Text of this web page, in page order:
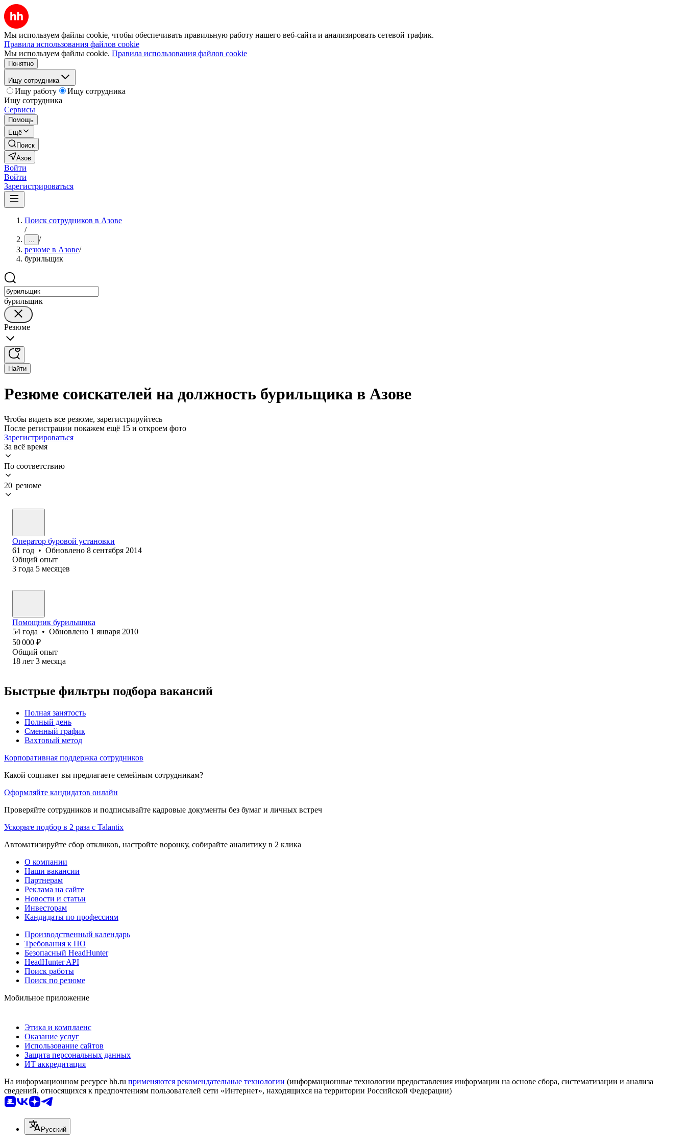
Мы используем файлы cookie, чтобы обеспечивать правильную работу нашего веб-сайта и анализировать сетевой трафик.
Правила использования файлов cookie
Мы используем файлы cookie. Правила использования файлов cookie
Понятно
Ищу сотрудника
Ищу работу
Ищу сотрудника
Ищу сотрудника
Сервисы
Помощь
Ещё
Поиск
Азов
Войти
Войти
Зарегистрироваться
Поиск сотрудников в Азове
/
... /
резюме в Азове/
бурильщик
бурильщик
Резюме
Найти
Резюме соискателей на должность бурильщика в Азове
Чтобы видеть все резюме, зарегистрируйтесь
После регистрации покажем ещё 15 и откроем фото
Зарегистрироваться
За всё время
По соответствию
20 резюме
Оператор буровой установки
61 год • Обновлено 8 сентября 2014
Общий опыт
3 года 5 месяцев
Помощник бурильщика
54 года • Обновлено 1 января 2010
50 000 ₽
Общий опыт
18 лет 3 месяца
Быстрые фильтры подбора вакансий
Полная занятость
Полный день
Сменный график
Вахтовый метод
Корпоративная поддержка сотрудников
Какой соцпакет вы предлагаете семейным сотрудникам?
Оформляйте кандидатов онлайн
Проверяйте сотрудников и подписывайте кадровые документы без бумаг и личных встреч
Ускорьте подбор в 2 раза с Talantix
Автоматизируйте сбор откликов, настройте воронку, собирайте аналитику в 2 клика
О компании
Наши вакансии
Партнерам
Реклама на сайте
Новости и статьи
Инвесторам
Кандидаты по профессиям
Производственный календарь
Требования к ПО
Безопасный HeadHunter
HeadHunter API
Поиск работы
Поиск по резюме
Мобильное приложение
Этика и комплаенс
Оказание услуг
Использование сайтов
Защита персональных данных
ИТ аккредитация
На информационном ресурсе hh.ru применяются рекомендательные технологии (информационные технологии предоставления информации на основе сбора, систематизации и анализа
сведений, относящихся к предпочтениям пользователей сети «Интернет», находящихся на территории Российской Федерации)
Русский